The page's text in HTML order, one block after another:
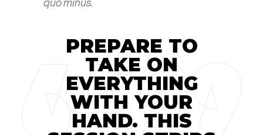
quo minus.
PREPARE TO
TAKE ON
EVERYTHING
WITH YOUR
HAND. THIS